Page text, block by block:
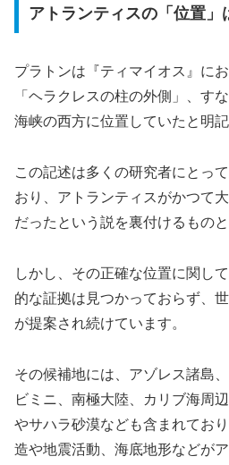
アトランティスの「位置」
プラトンは『ティマイオス』に
「ヘラクレスの柱の外側」、す
海峡の西方に位置していたと明記
この記述は多くの研究者にとっ
おり、アトランティスがかつて
だったという説を裏付けるもの
しかし、その正確な位置に関し
的な証拠は見つかっておらず、
が提案され続けています。
その候補地には、アゾレス諸島
ビミニ、南極大陸、カリブ海周
やサハラ砂漠なども含まれてお
造や地震活動、海底地形などが